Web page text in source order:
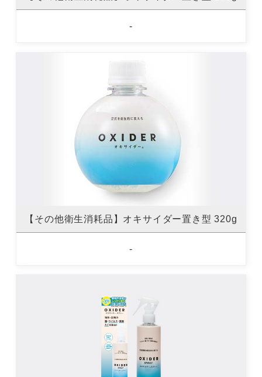
-
【その他衛生消耗品】オキサイダー置き型 320g
-